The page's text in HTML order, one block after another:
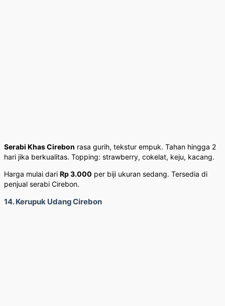
Serabi Khas Cirebon rasa gurih, tekstur empuk. Tahan hingga 2
hari jika berkualitas. Topping: strawberry, cokelat, keju, kacang.
Harga mulai dari Rp 3.000 per biji ukuran sedang. Tersedia di
penjual serabi Cirebon.
14. Kerupuk Udang Cirebon